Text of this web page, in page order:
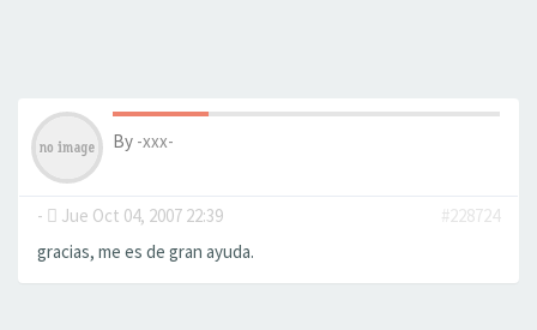
By -xxx-
- Jue Oct 04, 2007 22:39
#228724
gracias, me es de gran ayuda.